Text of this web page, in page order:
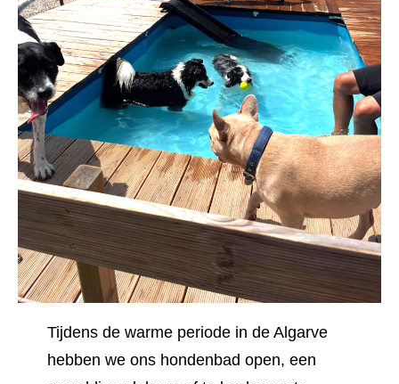
Tijdens de warme periode in de Algarve
hebben we ons hondenbad open, een